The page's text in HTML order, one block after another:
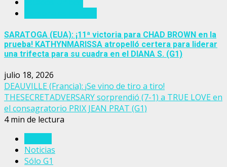
SARATOGA (EUA): ¡11ª victoria para CHAD BROWN en la
prueba! KATHYNMARISSA atropelló certera para liderar
una trifecta para su cuadra en el DIANA S. (G1)
julio 18, 2026
DEAUVILLE (Francia): ¡Se vino de tiro a tiro!
THESECRETADVERSARY sorprendió (7-1) a TRUE LOVE en
el consagratorio PRIX JEAN PRAT (G1)
4 min de lectura
Noticias
Sólo G1